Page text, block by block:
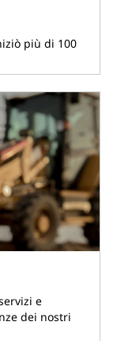
più di 100
e
dei nostri